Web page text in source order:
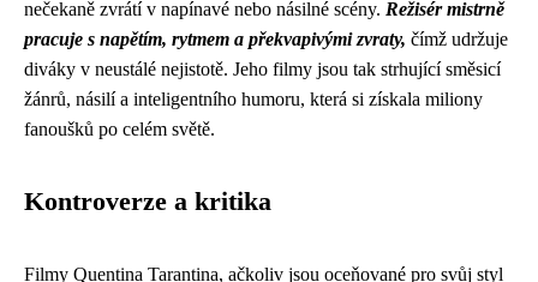
nečekaně zvrátí v napínavé nebo násilné scény. Režisér mistrně
pracuje s napětím, rytmem a překvapivými zvraty, čímž udržuje
diváky v neustálé nejistotě. Jeho filmy jsou tak strhující směsicí
žánrů, násilí a inteligentního humoru, která si získala miliony
fanoušků po celém světě.
Kontroverze a kritika
Filmy Quentina Tarantina, ačkoliv jsou oceňované pro svůj styl